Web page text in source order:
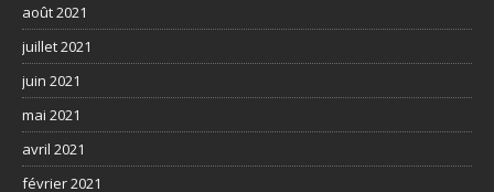
août 2021
juillet 2021
juin 2021
mai 2021
avril 2021
février 2021